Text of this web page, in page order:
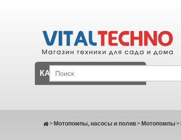
КАТАЛОГ
Мотопомпы, насосы и полив
> Мотопомпы
> >